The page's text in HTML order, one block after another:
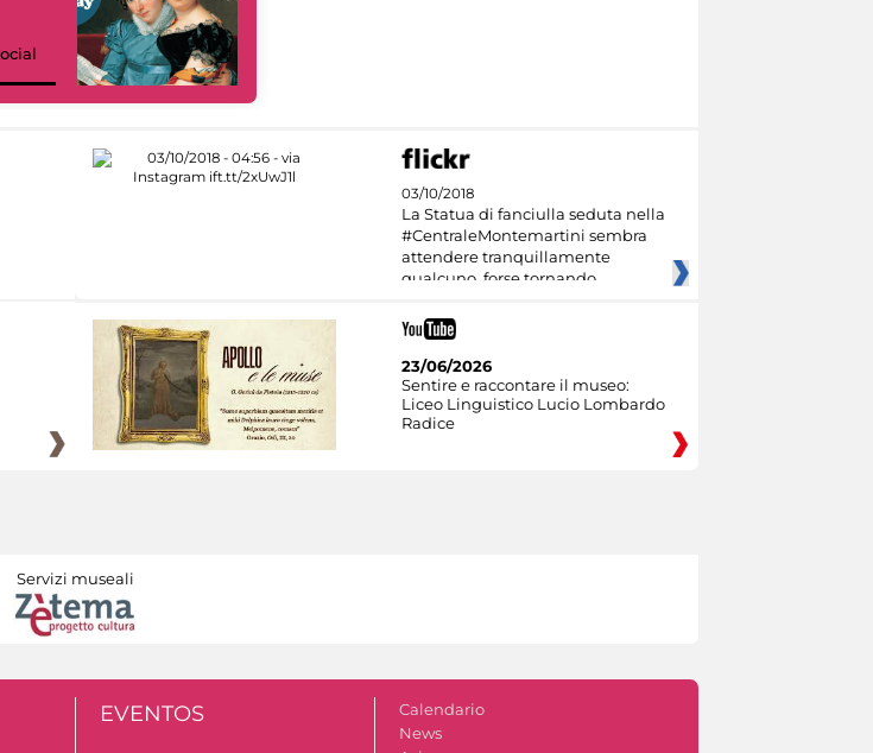
03/10/2018
La Statua di fanciulla seduta nella
#CentraleMontemartini sembra
attendere tranquillamente
qualcuno, forse tornando
23/06/2026
Sentire e raccontare il museo:
Liceo Linguistico Lucio Lombardo
Radice
Servizi museali
EVENTOS
Calendario
News